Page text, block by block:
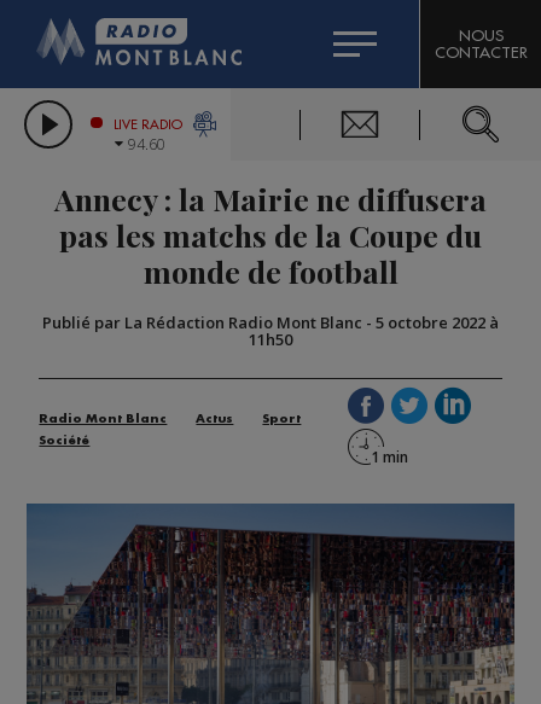
LES CHRONIQUES DE L'EXPERT
CITIZEN MACHINERY
GRAND MASSIF DOMAINES SKIABLES
BIGARD
COMPAGNIE DU MONT-BLANC
NOUS
CONTACTER
LIVE RADIO
94.60
Annecy : la Mairie ne diffusera
pas les matchs de la Coupe du
monde de football
Publié par La Rédaction Radio Mont Blanc - 5 octobre 2022 à
11h50
Radio Mont Blanc Actus
Sport
Société